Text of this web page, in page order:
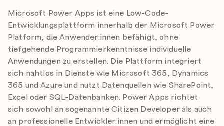
Microsoft Power Apps ist eine Low-Code-
Entwicklungsplattform innerhalb der Microsoft Power
Platform, die Anwender:innen befähigt, ohne
tiefgehende Programmierkenntnisse individuelle
Anwendungen zu erstellen. Die Plattform integriert
sich nahtlos in Dienste wie Microsoft 365, Dynamics
365 und Azure und nutzt Datenquellen wie SharePoint,
Excel oder SQL-Datenbanken. Power Apps richtet
sich sowohl an sogenannte Citizen Developer als auch
an professionelle Entwickler:innen und ermöglicht eine